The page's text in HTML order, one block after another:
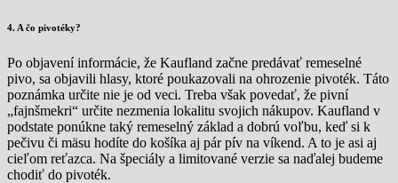
4. A čo pivotéky?
Po objavení informácie, že Kaufland začne predávať remeselné
pivo, sa objavili hlasy, ktoré poukazovali na ohrozenie pivoték. Táto
poznámka určite nie je od veci. Treba však povedať, že pivní
„fajnšmekri“ určite nezmenia lokalitu svojich nákupov. Kaufland v
podstate ponúkne taký remeselný základ a dobrú voľbu, keď si k
pečivu či mäsu hodíte do košíka aj pár pív na víkend. A to je asi aj
cieľom reťazca. Na špeciály a limitované verzie sa naďalej budeme
chodiť do pivoték.